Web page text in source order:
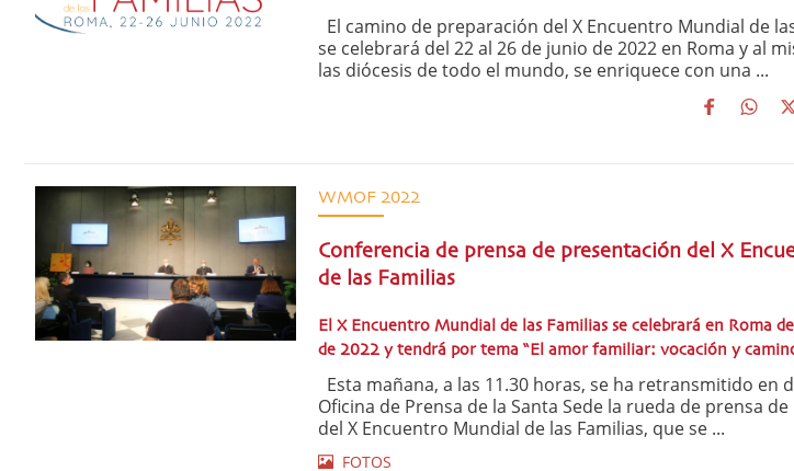
El camino de preparación del X Encuentro Mundial de
se celebrará del 22 al 26 de junio de 2022 en Roma y al
las diócesis de todo el mundo, se enriquece con una ...
WMOF 2022
Conferencia de prensa de presentación del X
de las Familias
El X Encuentro Mundial de las Familias se celebrará en Roma
de 2022 y tendrá por tema “El amor familiar: vocación y
Esta mañana, a las 11.30 horas, se ha retransmitido en
Oficina de Prensa de la Santa Sede la rueda de prensa
del X Encuentro Mundial de las Familias, que se ...
FOTOS